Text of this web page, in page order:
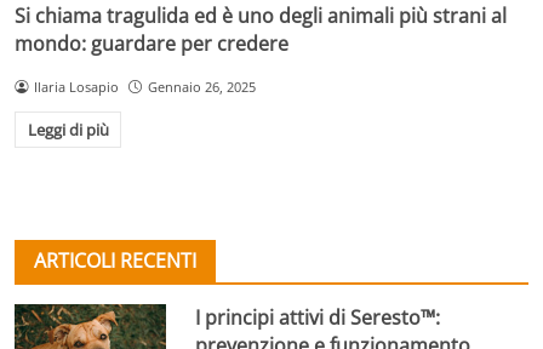
Si chiama tragulida ed è uno degli animali più strani al
mondo: guardare per credere
Ilaria Losapio Gennaio 26, 2025
Leggi di più
ARTICOLI RECENTI
I principi attivi di Seresto™: